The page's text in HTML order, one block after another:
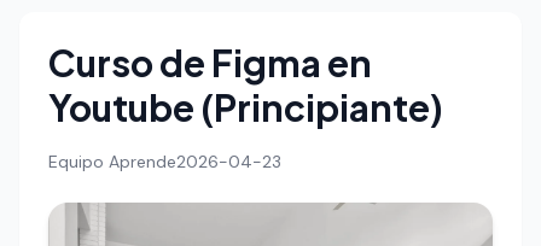
Curso de Figma en
Youtube (Principiante)
Equipo Aprende2026-04-23